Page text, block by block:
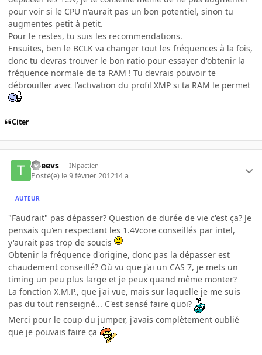
pour voir si le CPU n'aurait pas un bon potentiel, sinon tu
augmentes petit à petit.
Pour le restes, tu suis les recommendations.
Ensuites, ben le BCLK va changer tout les fréquences à la fois,
donc tu devras trouver le bon ratio pour essayer d'obtenir la
fréquence normale de ta RAM ! Tu devrais pouvoir te
débrouiller avec l'activation du profil XMP si ta RAM le permet
Citer
Theevs INpactien
Posté(e) le 9 février 201214 a
AUTEUR
"Faudrait" pas dépasser? Question de durée de vie c'est ça? Je
pensais qu'en respectant les 1.4Vcore conseillés par intel,
y'aurait pas trop de soucis
Obtenir la fréquence d'origine, donc pas la dépasser est
chaudement conseillé? Où vu que j'ai un CAS 7, je mets un
timing un peu plus large et je peux quand même monter?
La fonction X.M.P., que j'ai vue, mais sur laquelle je me suis
pas du tout renseigné... C'est sensé faire quoi?
Merci pour le coup du jumper, j'avais complètement oublié
que je pouvais faire ça